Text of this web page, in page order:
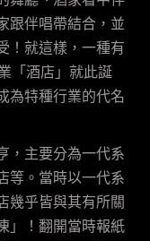
跟伴唱帶結合，並
！就這樣，一種有
「酒店」就此誕
為特種行業的代名
，主要分為一代系
等。當時以一代系
幾乎皆與其有所關
」！翻開當時報紙